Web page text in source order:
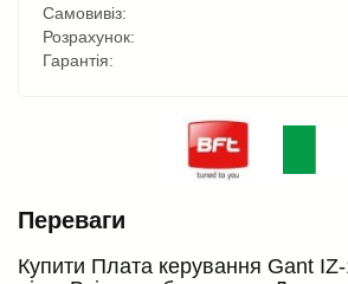
Самовивіз:
Розрахунок:
Гарантія:
Переваги
Купити Плата керування Gant